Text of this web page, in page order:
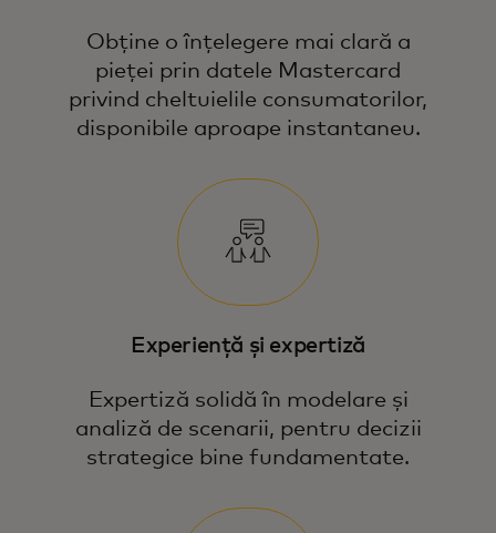
Echipa noastră îmbină expertiza
pentru a răspunde celor mai presante
Obține o înțelegere mai clară a
pieței prin datele Mastercard
privind cheltuielile consumatorilor,
disponibile aproape instantaneu.
Experiență și expertiză
Expertiză solidă în modelare și
analiză de scenarii, pentru decizii
strategice bine fundamentate.